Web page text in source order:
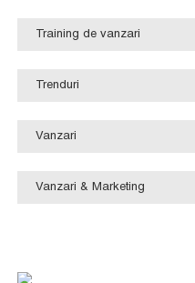
Training de vanzari
Trenduri
Vanzari
Vanzari & Marketing